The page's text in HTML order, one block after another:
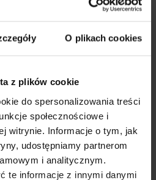
O plikach cookies
z plików cookie
do spersonalizowania treści
społecznościowe i
witrynie. Informacje o tym, jak
udostępniamy partnerom
i analitycznym.
te informacje z innymi danymi
Corporation
Delta Optical
Polska
Piękna 1, Nowe Osiny